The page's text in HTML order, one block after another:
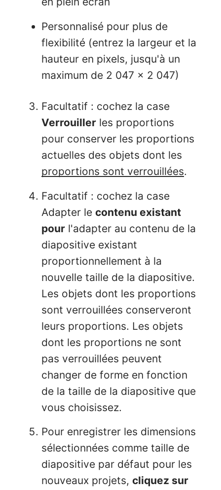
Personnalisé pour plus de
flexibilité (entrez la largeur et la
hauteur en pixels, jusqu'à un
maximum de 2 047 x 2 047)
Facultatif : cochez la case
Verrouiller les proportions
pour conserver les proportions
actuelles des objets dont les
proportions sont verrouillées.
Facultatif : cochez la case
Adapter le contenu existant
pour l'adapter au contenu de la
diapositive existant
proportionnellement à la
nouvelle taille de la diapositive.
Les objets dont les proportions
sont verrouillées conserveront
leurs proportions. Les objets
dont les proportions ne sont
pas verrouillées peuvent
changer de forme en fonction
de la taille de la diapositive que
vous choisissez.
Pour enregistrer les dimensions
sélectionnées comme taille de
diapositive par défaut pour les
nouveaux projets, cliquez sur